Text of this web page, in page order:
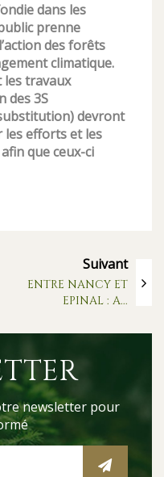
dans les
prenne
des forêts
climatique.
les travaux
des 3S
devront
les efforts et les
que ceux-ci
Suivant
ENTRE NANCY ET
EPINAL : A...
newsletter pour